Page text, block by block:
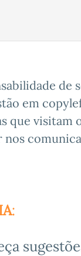
de
em
que visitam
nos
: